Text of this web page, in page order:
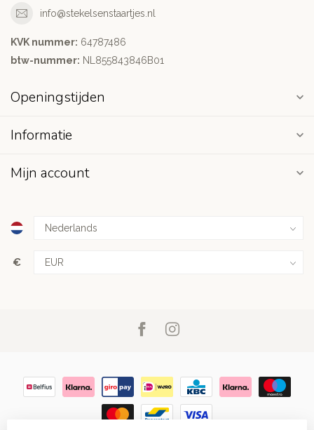
info@stekelsenstaartjes.nl
KVK nummer: 64787486
btw-nummer: NL855843846B01
Openingstijden
Informatie
Mijn account
€